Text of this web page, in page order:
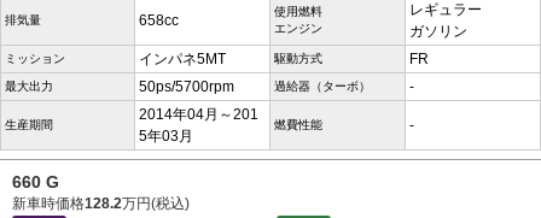
排気量 658cc
使用燃料
エンジン
レギュラー
ガソリン
ミッション インパネ5MT 駆動方式 FR
最大出力 50ps/5700rpm 過給器（ターボ） -
生産期間
2014年04月～201
5年03月
燃費性能 -
660 G
新車時価格128.2万円(税込)